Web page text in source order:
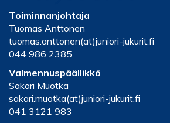
Toiminnanjohtaja
Tuomas Anttonen
tuomas.anttonen(at)juniori-jukurit.fi
044 986 2385
Valmennuspäällikkö
Sakari Muotka
sakari.muotka(at)juniori-jukurit.fi
041 3121 983